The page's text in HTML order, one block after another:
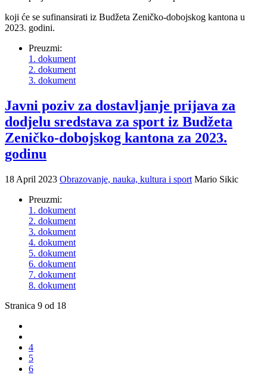
koji će se sufinansirati iz Budžeta Zeničko-dobojskog kantona u
2023. godini.
Preuzmi:
1. dokument
2. dokument
3. dokument
Javni poziv za dostavljanje prijava za
dodjelu sredstava za sport iz Budžeta
Zeničko-dobojskog kantona za 2023.
godinu
18 April 2023 Obrazovanje, nauka, kultura i sport Mario Sikic
Preuzmi:
1. dokument
2. dokument
3. dokument
4. dokument
5. dokument
6. dokument
7. dokument
8. dokument
Stranica 9 od 18
4
5
6